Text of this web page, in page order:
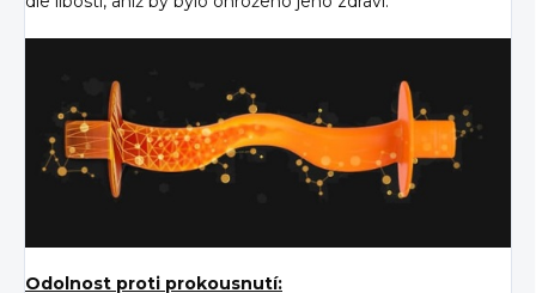
Odolnost proti prokousnutí: